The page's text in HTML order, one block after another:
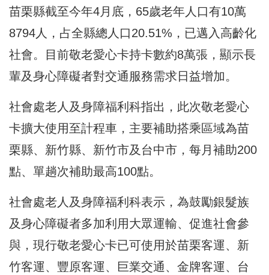
苗栗縣截至今年4月底，65歲老年人口有10萬
8794人，占全縣總人口20.51%，已邁入高齡化
社會。目前敬老愛心卡持卡數約8萬張，顯示長
輩及身心障礙者對交通服務需求日益增加。
社會處老人及身障福利科指出，此次敬老愛心
卡擴大使用至計程車，主要補助搭乘區域為苗
栗縣、新竹縣、新竹市及台中市，每月補助200
點、單趟次補助最高100點。
社會處老人及身障福利科表示，為鼓勵銀髮族
及身心障礙者多加利用大眾運輸、促進社會參
與，現行敬老愛心卡已可使用於苗栗客運、新
竹客運、豐原客運、巨業交通、金牌客運、台